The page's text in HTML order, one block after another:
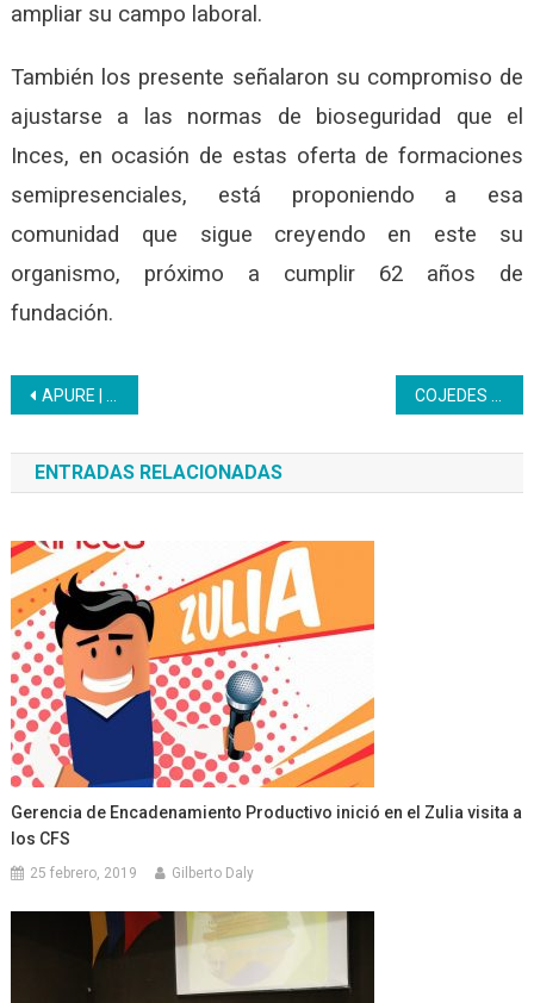
ampliar su campo laboral.
También los presente señalaron su compromiso de
ajustarse a las normas de bioseguridad que el
Inces, en ocasión de estas oferta de formaciones
semipresenciales, está proponiendo a esa
comunidad que sigue creyendo en este su
organismo, próximo a cumplir 62 años de
fundación.
Navegación
de
entradas
APURE | Brippas de la Hidrológica Los Llanos fueron certificadas por el Inces
ENTRADAS RELACIONADAS
Gerencia de Encadenamiento Productivo inició en el Zulia visita a
los CFS
25 febrero, 2019 Gilberto Daly